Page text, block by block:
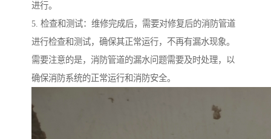
进行。
5. 检查和测试：维修完成后，需要对修复后的消防管道
进行检查和测试，确保其正常运行，不再有漏水现象。
需要注意的是，消防管道的漏水问题需要及时处理，以
确保消防系统的正常运行和消防安全。